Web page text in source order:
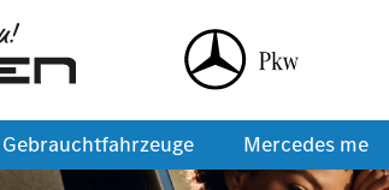
Gebrauchtfahrzeuge Mercedes me